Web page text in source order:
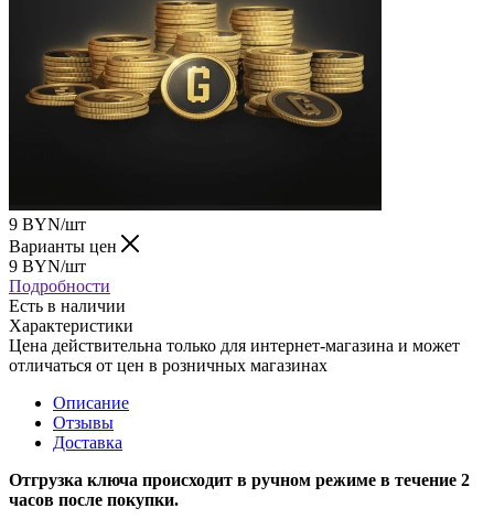
9 BYN/шт
Варианты цен
9 BYN/шт
Подробности
Есть в наличии
Характеристики
Цена действительна только для интернет-магазина и может
отличаться от цен в розничных магазинах
Описание
Отзывы
Доставка
Отгрузка ключа происходит в ручном режиме в течение 2
часов после покупки.